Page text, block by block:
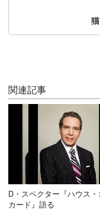
関連記事
D・スペクター『ハウス・
カード』語る